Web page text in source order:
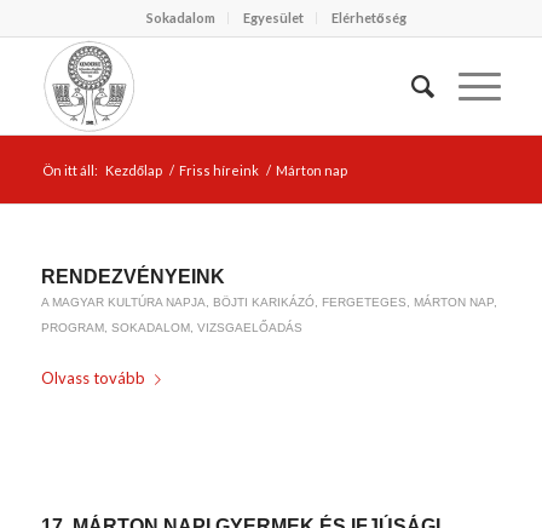
Sokadalom Egyesület Elérhetőség
Ön itt áll: Kezdőlap / Friss híreink / Márton nap
RENDEZVÉNYEINK
A MAGYAR KULTÚRA NAPJA BÖJTI KARIKÁZÓ, FERGETEGES MÁRTON NAP,
PROGRAM, SOKADALOM, VIZSGAELŐADÁS
Olvass tovább